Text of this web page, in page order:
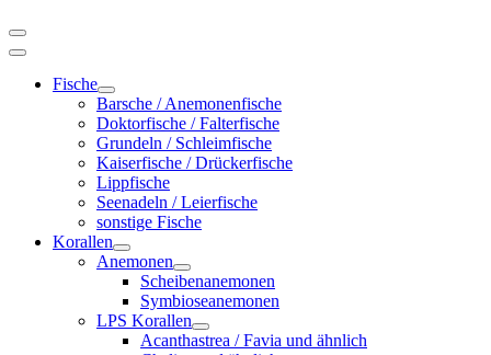
Fische
Barsche / Anemonenfische
Doktorfische / Falterfische
Grundeln / Schleimfische
Kaiserfische / Drückerfische
Lippfische
Seenadeln / Leierfische
sonstige Fische
Korallen
Anemonen
Scheibenanemonen
Symbioseanemonen
LPS Korallen
Acanthastrea / Favia und ähnlich